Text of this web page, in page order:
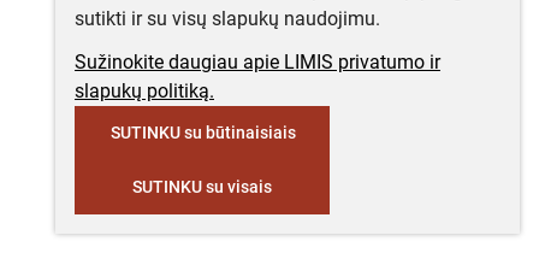
sutikti ir su visų slapukų naudojimu.
Sužinokite daugiau apie LIMIS privatumo ir
slapukų politiką.
SUTINKU su būtinaisiais
SUTINKU su visais